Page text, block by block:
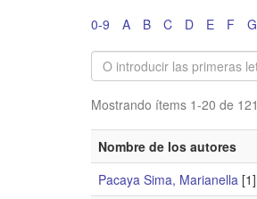
0-9 A B C D E F G
Mostrando ítems 1-20 de 121
Nombre de los autores
Pacaya Sima, Marianella [1]